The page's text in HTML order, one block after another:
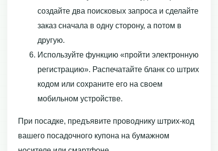
создайте два поисковых запроса и сделайте
заказ сначала в одну сторону, а потом в
другую.
Используйте функцию «пройти электронную
регистрацию». Распечатайте бланк со штрих
кодом или сохраните его на своем
мобильном устройстве.
При посадке, предъявите проводнику штрих-код
вашего посадочного купона на бумажном